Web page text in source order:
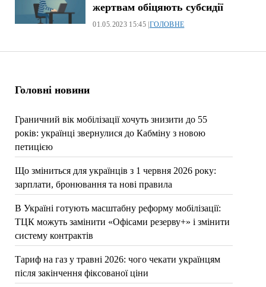
Головні новини
Граничний вік мобілізації хочуть знизити до 55
років: українці звернулися до Кабміну з новою
петицією
Що зміниться для українців з 1 червня 2026 року:
зарплати, бронювання та нові правила
В Україні готують масштабну реформу мобілізації:
ТЦК можуть замінити «Офісами резерву+» і змінити
систему контрактів
Тариф на газ у травні 2026: чого чекати українцям
після закінчення фіксованої ціни
жертвам обіцяють субсидії
01.05.2023 15:45 |ГОЛОВНЕ